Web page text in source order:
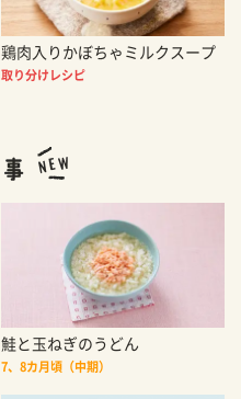
鶏肉入りかぼちゃミルクスープ
取り分けレシピ
鮭と玉ねぎのうどん
7、8カ月頃（中期）